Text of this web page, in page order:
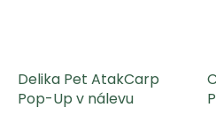
Delika Pet AtakCarp
Pop-Up v nálevu